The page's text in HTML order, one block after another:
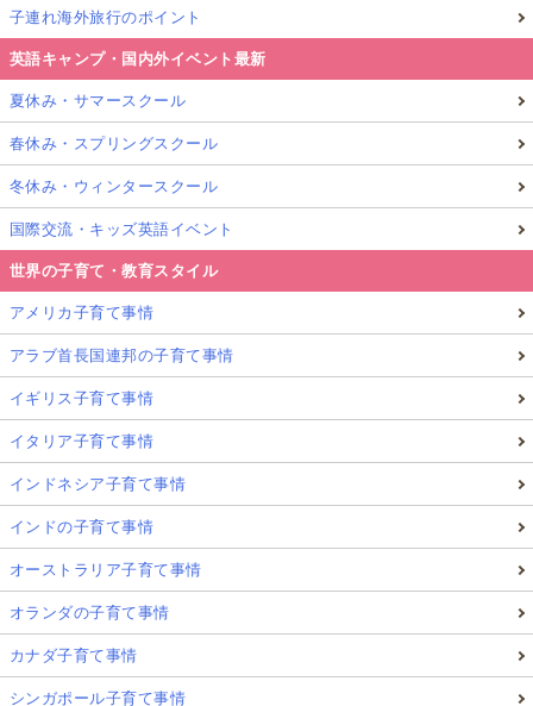
子連れ海外旅行のポイント
英語キャンプ・国内外イベント最新
夏休み・サマースクール
春休み・スプリングスクール
冬休み・ウィンタースクール
国際交流・キッズ英語イベント
世界の子育て・教育スタイル
アメリカ子育て事情
アラブ首長国連邦の子育て事情
イギリス子育て事情
イタリア子育て事情
インドネシア子育て事情
インドの子育て事情
オーストラリア子育て事情
オランダの子育て事情
カナダ子育て事情
シンガポール子育て事情